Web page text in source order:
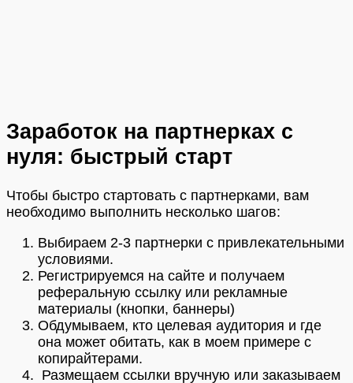
Заработок на партнерках с
нуля: быстрый старт
Чтобы быстро стартовать с партнерками, вам
необходимо выполнить несколько шагов:
Выбираем 2-3 партнерки с привлекательными
условиями.
Регистрируемся на сайте и получаем
реферальную ссылку или рекламные
материалы (кнопки, баннеры)
Обдумываем, кто целевая аудитория и где
она может обитать, как в моем примере с
копирайтерами.
Размещаем ссылки вручную или заказываем